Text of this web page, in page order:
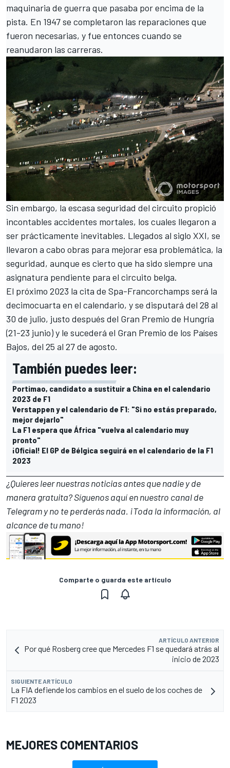
maquinaria de guerra que pasaba por encima de la
pista. En 1947 se completaron las reparaciones que
fueron necesarias, y fue entonces cuando se
reanudaron las carreras.
Sin embargo, la escasa seguridad del circuito propició
incontables accidentes mortales, los cuales llegaron a
ser prácticamente inevitables. Llegados al siglo XXI, se
llevaron a cabo obras para mejorar esa problemática, la
seguridad, aunque es cierto que ha sido siempre una
asignatura pendiente para el circuito belga.
El próximo 2023 la cita de Spa-Francorchamps será la
decimocuarta en el calendario, y se disputará del 28 al
30 de julio, justo después del Gran Premio de Hungría
(21-23 junio) y le sucederá el Gran Premio de los Países
Bajos, del 25 al 27 de agosto.
También puedes leer:
Portimao, candidato a sustituir a China en el calendario
2023 de F1
Verstappen y el calendario de F1: "Si no estás preparado,
mejor dejarlo"
La F1 espera que África "vuelva al calendario muy
pronto"
¡Oficial! El GP de Bélgica seguirá en el calendario de la F1
2023
¿Quieres leer nuestras noticias antes que nadie y de
manera gratuita? Síguenosaquí en nuestro canal de
Telegramy no te perderás nada. ¡Toda la información, al
alcance de tu mano!
Comparte o guarda este artículo
ARTÍCULO ANTERIOR
Por qué Rosberg cree que Mercedes F1 se quedará atrás al
inicio de 2023
SIGUIENTE ARTÍCULO
La FIA defiende los cambios en el suelo de los coches de
F1 2023
MEJORES COMENTARIOS